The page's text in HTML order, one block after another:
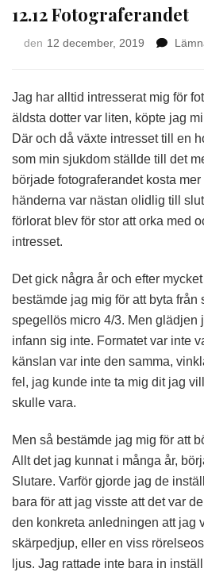
12.12 Fotograferandet
den 12 december, 2019
Jag har alltid intresserat mig för
äldsta dotter var liten, köpte jag
Där och då växte intresset till en
som min sjukdom ställde till det
började fotograferandet kosta
händerna var nästan olidlig till
förlorat blev för stor att orka med
intresset.
Det gick några år och efter
bestämde jag mig för att byta från
spegellös micro 4/3. Men glädjen
infann sig inte. Formatet var inte
känslan var inte den samma,
fel, jag kunde inte ta mig dit jag
skulle vara.
Men så bestämde jag mig för att
Allt det jag kunnat i många år,
Slutare. Varför gjorde jag de
bara för att jag visste att det var
den konkreta anledningen att jag
skärpedjup, eller en viss
ljus. Jag rattade inte bara in